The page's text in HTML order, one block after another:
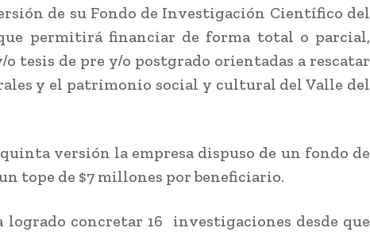
de su Fondo de Investigación Científico del
permitirá financiar de forma total o parcial,
tesis de pre y/o postgrado orientadas a rescatar
y el patrimonio social y cultural del Valle del
versión la empresa dispuso de un fondo de
tope de $7 millones por beneficiario.
concretar 16 investigaciones desde que